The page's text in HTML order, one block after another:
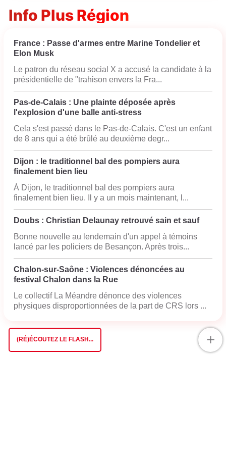
Info Plus Région
France : Passe d'armes entre Marine Tondelier et
Elon Musk
Le patron du réseau social X a accusé la candidate à la
présidentielle de "trahison envers la Fra...
Pas-de-Calais : Une plainte déposée après
l'explosion d'une balle anti-stress
Cela s'est passé dans le Pas-de-Calais. C'est un enfant
de 8 ans qui a été brûlé au deuxième degr...
Dijon : le traditionnel bal des pompiers aura
finalement bien lieu
À Dijon, le traditionnel bal des pompiers aura
finalement bien lieu. Il y a un mois maintenant, l...
Doubs : Christian Delaunay retrouvé sain et sauf
Bonne nouvelle au lendemain d'un appel à témoins
lancé par les policiers de Besançon. Après trois...
Chalon-sur-Saône : Violences dénoncées au
festival Chalon dans la Rue
Le collectif La Méandre dénonce des violences
physiques disproportionnées de la part de CRS lors ...
(RÉ)ÉCOUTEZ LE FLASH... +